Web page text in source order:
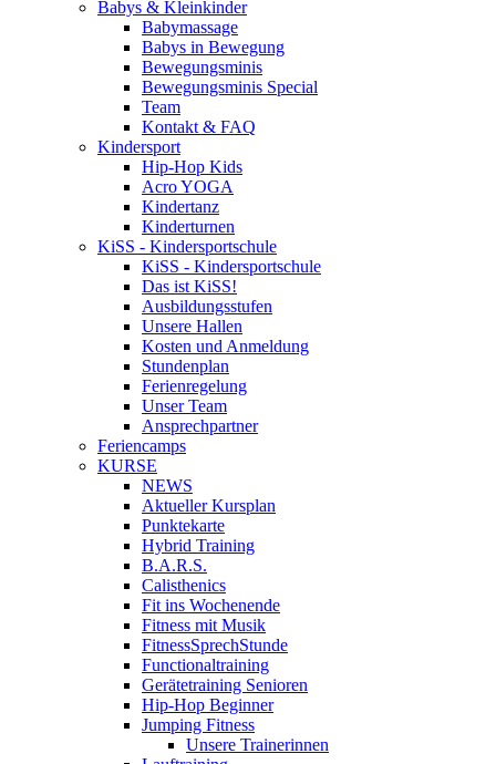
Babys & Kleinkinder
Babymassage
Babys in Bewegung
Bewegungsminis
Bewegungsminis Special
Team
Kontakt & FAQ
Kindersport
Hip-Hop Kids
Acro YOGA
Kindertanz
Kinderturnen
KiSS - Kindersportschule
KiSS - Kindersportschule
Das ist KiSS!
Ausbildungsstufen
Unsere Hallen
Kosten und Anmeldung
Stundenplan
Ferienregelung
Unser Team
Ansprechpartner
Feriencamps
KURSE
NEWS
Aktueller Kursplan
Punktekarte
Hybrid Training
B.A.R.S.
Calisthenics
Fit ins Wochenende
Fitness mit Musik
FitnessSprechStunde
Functionaltraining
Gerätetraining Senioren
Hip-Hop Beginner
Jumping Fitness
Unsere Trainerinnen